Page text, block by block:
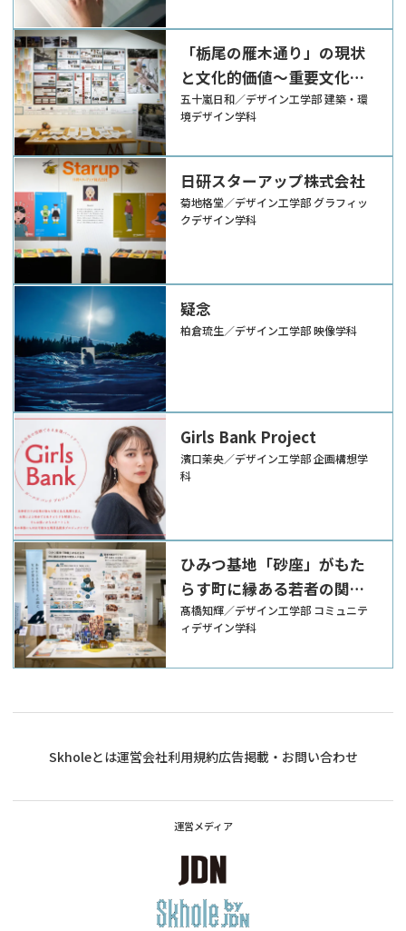
「栃尾の雁木通り」の現状
と文化的価値～重要文化的
景観策定を想定した再評価
～
五十嵐日和／デザイン工学部 建築・環
境デザイン学科
日研スターアップ株式会社
菊地格堂／デザイン工学部 グラフィッ
クデザイン学科
疑念
柏倉琉生／デザイン工学部 映像学科
Girls Bank Project
濱口茉央／デザイン工学部 企画構想学
科
ひみつ基地「砂座」がもた
らす町に縁ある若者の関係
人口創出
髙橋知輝／デザイン工学部 コミュニテ
ィデザイン学科
Skholeとは運営会社利用規約広告掲載・お問い合わせ
運営メディア